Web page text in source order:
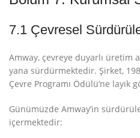
7.1 Çevresel
Amway, çevreye duyarlı üretim
yana sürdürmektedir. Şirket,
Çevre Programı Ödülü’ne layık
Günümüzde Amway’in
içermektedir: